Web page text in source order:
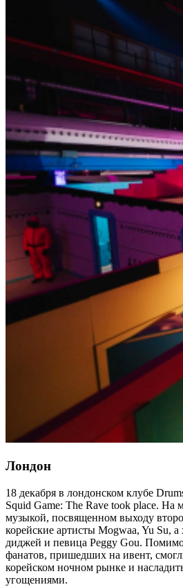
Лондон
18 декабря в лондонском клубе
Squid Game: The Rave took place. На
музыкой, посвященном выходу
корейские артисты Mogwaa, Yu Su, а
диджей и певица Peggy Gou.
фанатов, пришедших на ивент,
корейском ночном рынке и
угощениями.